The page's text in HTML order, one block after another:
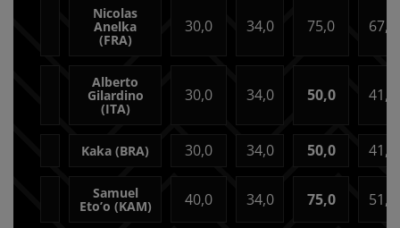
Nicolas
Anelka
(FRA)
30,0 34,0 75,0 67,0
Alberto
Gilardino
(ITA)
30,0 34,0 50,0 41,0
Kaka (BRA) 30,0 34,0 50,0 41,0
Samuel
Eto’o (KAM) 40,0 34,0 75,0 51,0